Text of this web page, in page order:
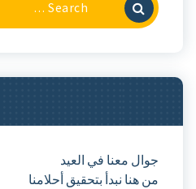
جوال معنا في العيد
من هنا نبدأ بتحقيق أحلامنا